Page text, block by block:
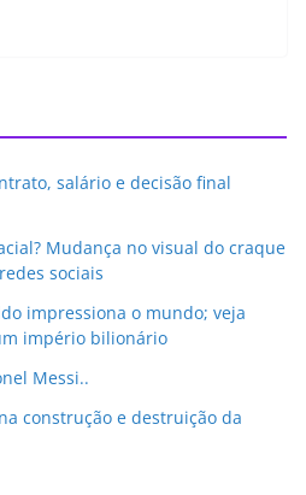
salário e decisão final
Mudança no visual do craque
sociais
impressiona o mundo; veja
império bilionário
Messi..
construção e destruição da